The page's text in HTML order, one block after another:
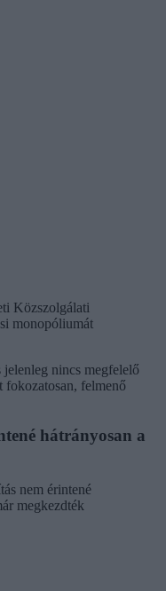
Közszolgálati
monopóliumát
jelenleg nincs megfelelő
fokozatosan, felmenő
hátrányosan a
nem érintené
megkezdték